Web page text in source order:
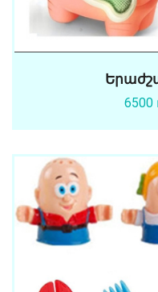
6500